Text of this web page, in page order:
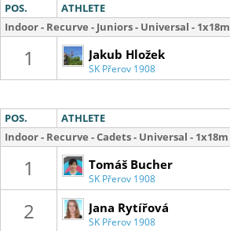
POS. ATHLETE
Indoor - Recurve - Juniors - Universal - 1x18m
1 Jakub Hložek
SK Přerov 1908
POS. ATHLETE
Indoor - Recurve - Cadets - Universal - 1x18m
1 Tomáš Bucher
SK Přerov 1908
2
Jana Rytířová
SK Přerov 1908